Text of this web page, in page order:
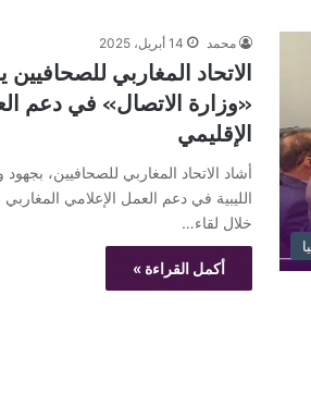
محمد 14 أبريل، 2025
الاتحاد المغاربي
«وزارة الاتصال» في دعم
الإقليمي
أشاد الاتحاد المغاربي للصحافيين،
الليبية في دعم العمل الإعلامي
خلال لقاء…
أكمل القراءة »